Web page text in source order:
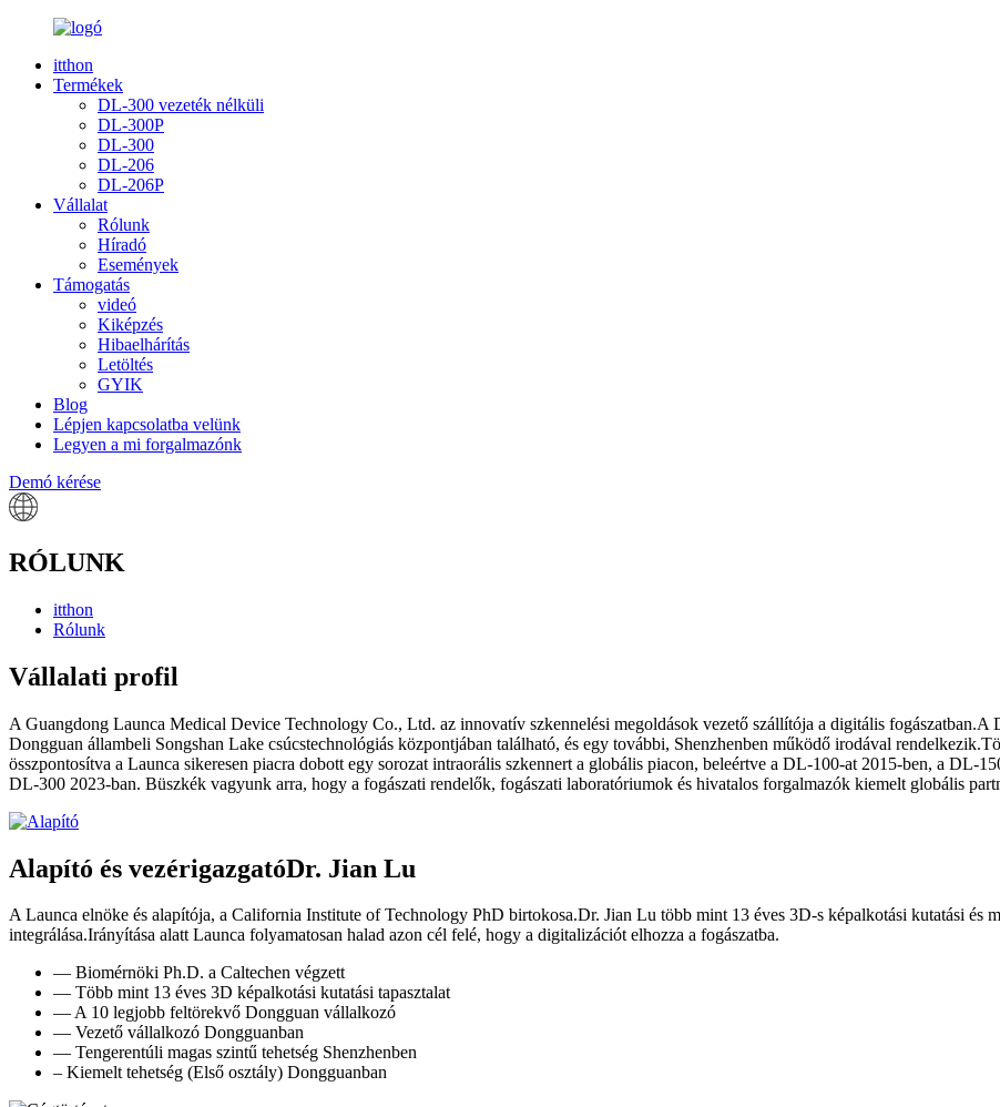
itthon
Termékek
DL-300 vezeték nélküli
DL-300P
DL-300
DL-206
DL-206P
Vállalat
Rólunk
Híradó
Események
Támogatás
videó
Kiképzés
Hibaelhárítás
Letöltés
GYIK
Blog
Lépjen kapcsolatba velünk
Legyen a mi forgalmazónk
Demó kérése
RÓLUNK
itthon
Rólunk
Vállalati profil
A Guangdong Launca Medical Device Technology Co., Ltd. az innovatív szkennelési megoldások vezető szállítója a digitális
Dongguan állambeli Songshan Lake csúcstechnológiás központjában található, és egy további, Shenzhenben működő irodával
összpontosítva a Launca sikeresen piacra dobott egy sorozat intraorális szkennert a globális piacon, beleértve a DL-100-at 2015-ben, a DL-
DL-300 2023-ban. Büszkék vagyunk arra, hogy a fogászati ​​rendelők, fogászati ​​laboratóriumok és hivatalos forgalmazók kiemelt globális
Alapító és vezérigazgatóDr. Jian Lu
A Launca elnöke és alapítója, a California Institute of Technology PhD birtokosa.Dr. Jian Lu több mint 13 éves 3D-s képalkotási kutatási és
integrálása.Irányítása alatt Launca folyamatosan halad azon cél felé, hogy a digitalizációt elhozza a fogászatba.
— Biomérnöki Ph.D. a Caltechen végzett
— Több mint 13 éves 3D képalkotási kutatási tapasztalat
— A 10 legjobb feltörekvő Dongguan vállalkozó
— Vezető vállalkozó Dongguanban
— Tengerentúli magas szintű tehetség Shenzhenben
– Kiemelt tehetség (Első osztály) Dongguanban